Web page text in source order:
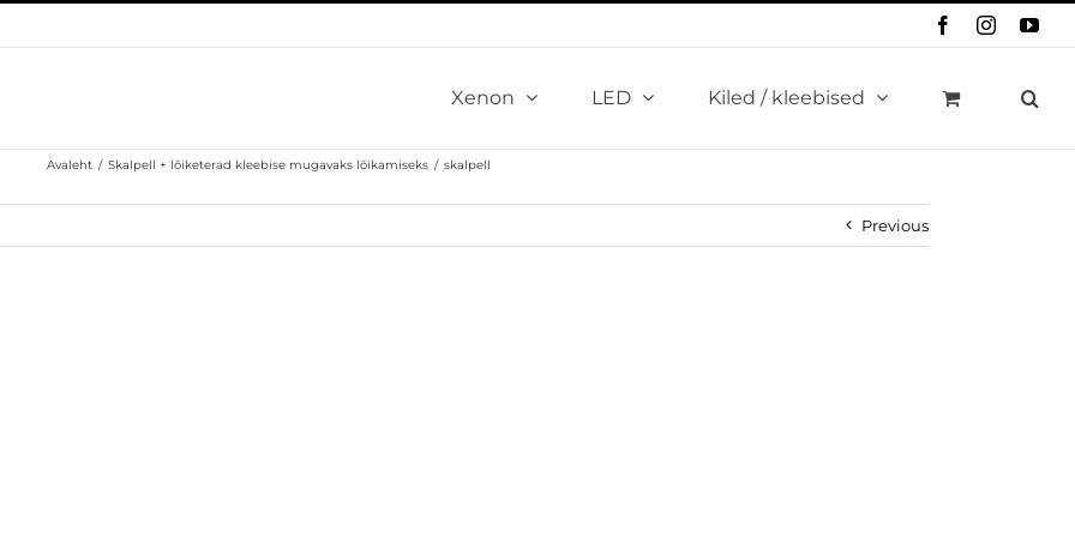
FacebookInstagram
Xenon LED Kiled / kleebised
Avaleht / Skalpell + lõiketerad kleebise mugavaks lõikamiseks / skalpell
Previous